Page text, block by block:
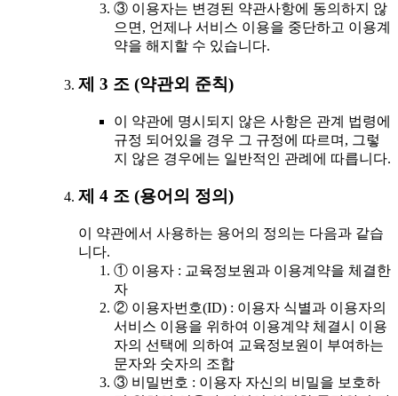
③ 이용자는 변경된 약관사항에 동의하지 않
으면, 언제나 서비스 이용을 중단하고 이용계
약을 해지할 수 있습니다.
제 3 조 (약관외 준칙)
이 약관에 명시되지 않은 사항은 관계 법령에
규정 되어있을 경우 그 규정에 따르며, 그렇
지 않은 경우에는 일반적인 관례에 따릅니다.
제 4 조 (용어의 정의)
이 약관에서 사용하는 용어의 정의는 다음과 같습
니다.
① 이용자 : 교육정보원과 이용계약을 체결한
자
② 이용자번호(ID) : 이용자 식별과 이용자의
서비스 이용을 위하여 이용계약 체결시 이용
자의 선택에 의하여 교육정보원이 부여하는
문자와 숫자의 조합
③ 비밀번호 : 이용자 자신의 비밀을 보호하